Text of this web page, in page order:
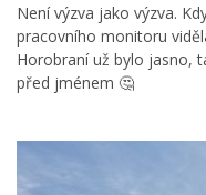
Není výzva jako výzva.
pracovního monitoru
Horobraní už bylo jasno,
před jménem 🤔